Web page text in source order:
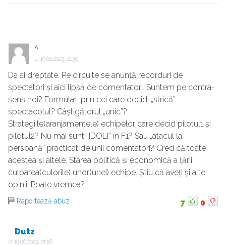
^
la 19.06.2023, 21:30
Da ai dreptate. Pe circuite se anunță recorduri de
spectatori și aici lipsă de comentatori. Suntem pe contra-
sens noi? Formula1, prin cei care decid, „strică”
spectacolul? Câștigătorul „unic”?
Strategiile(aranjamentele) echipelor care decid pilotul1 și
pilotul2? Nu mai sunt „IDOLI” în F1? Sau „atacul la
persoană” practicat de unii comentatori? Cred că toate
acestea și altele. Starea politică și economică a țării,
culoarea(culorile) unor(unei) echipe. Știu că aveți și alte
opinii! Poate vremea?
Raportează abuz 7 0
Dutz
la 19.06.2023, 21:58